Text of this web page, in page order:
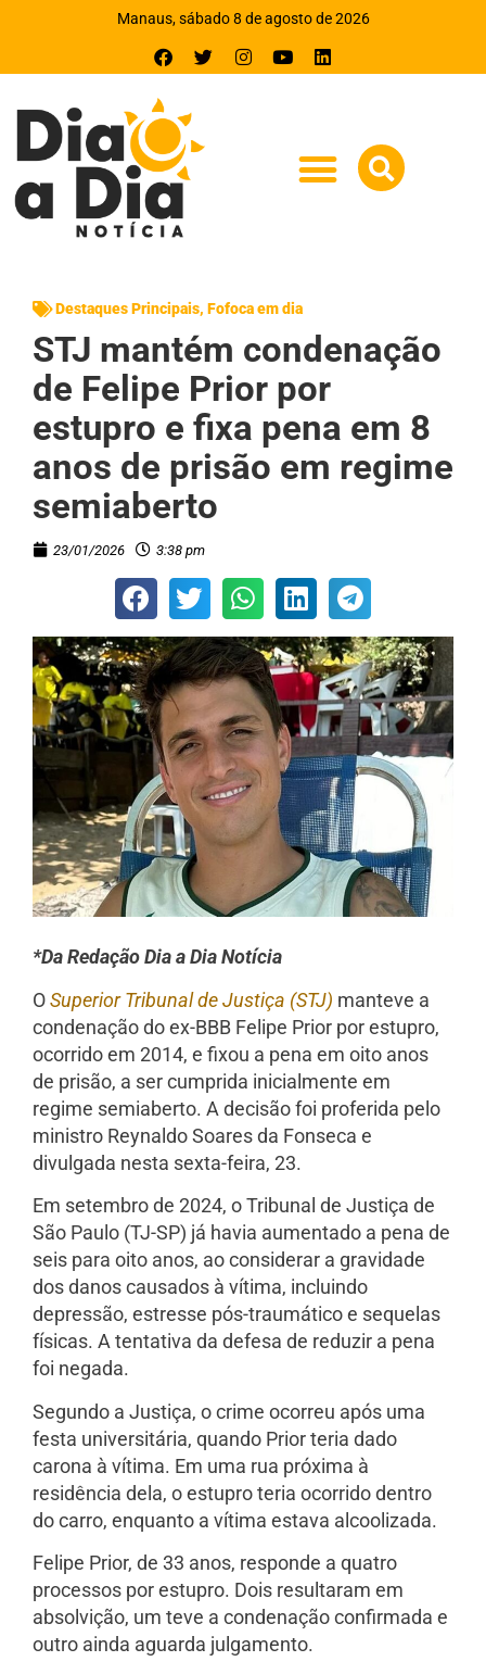
Manaus, sábado 8 de agosto de 2026
Destaques Principais, Fofoca em dia
STJ mantém condenação
de Felipe Prior por
estupro e fixa pena em 8
anos de prisão em regime
semiaberto
23/01/2026 3:38 pm
*Da Redação Dia a Dia Notícia
OSuperior Tribunal de Justiça (STJ) manteve a
condenação do ex-BBB Felipe Prior por estupro,
ocorrido em 2014, e fixou a pena em oito anos
de prisão, a ser cumprida inicialmente em
regime semiaberto. A decisão foi proferida pelo
ministro Reynaldo Soares da Fonseca e
divulgada nesta sexta-feira, 23.
Em setembro de 2024, o Tribunal de Justiça de
São Paulo (TJ-SP) já havia aumentado a pena de
seis para oito anos, ao considerar a gravidade
dos danos causados à vítima, incluindo
depressão, estresse pós-traumático e sequelas
físicas. A tentativa da defesa de reduzir a pena
foi negada.
Segundo a Justiça, o crime ocorreu após uma
festa universitária, quando Prior teria dado
carona à vítima. Em uma rua próxima à
residência dela, o estupro teria ocorrido dentro
do carro, enquanto a vítima estava alcoolizada.
Felipe Prior, de 33 anos, responde a quatro
processos por estupro. Dois resultaram em
absolvição, um teve a condenação confirmada e
outro ainda aguarda julgamento.